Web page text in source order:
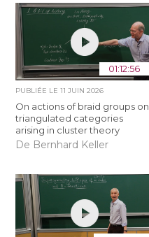
01:12:56
PUBLIÉE LE11 JUIN 2026
On actions of braid groups on
triangulated categories
arising in cluster theory
De Bernhard Keller